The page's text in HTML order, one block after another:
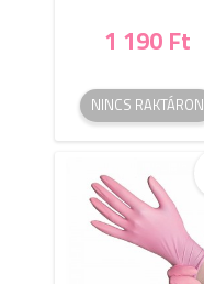
1 190 Ft
NINCS RAKTÁRON